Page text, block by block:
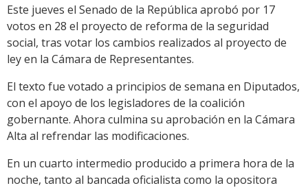
Link
Este jueves el Senado de la República aprobó por 17
votos en 28 el proyecto de reforma de la seguridad
social, tras votar los cambios realizados al proyecto de
ley en la Cámara de Representantes.
El texto fue votado a principios de semana en Diputados,
con el apoyo de los legisladores de la coalición
gobernante. Ahora culmina su aprobación en la Cámara
Alta al refrendar las modificaciones.
En un cuarto intermedio producido a primera hora de la
noche, tanto al bancada oficialista como la opositora